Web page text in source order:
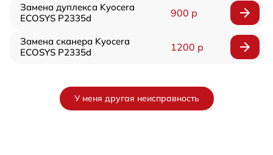
Замена дуплекса Kyocera
ECOSYS P2335d
900 р
Замена сканера Kyocera
ECOSYS P2335d
1200 р
У меня другая неисправность